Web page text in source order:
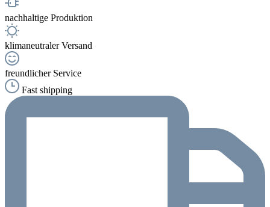
nachhaltige Produktion
klimaneutraler Versand
freundlicher Service
Fast shipping